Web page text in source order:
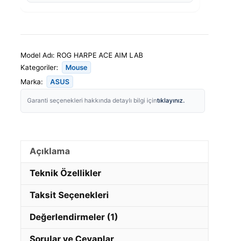
Model Adı: ROG HARPE ACE AIM LAB
Kategoriler:
Mouse
Marka:
ASUS
Garanti seçenekleri hakkında detaylı bilgi içintıklayınız.
Açıklama
Teknik Özellikler
Taksit Seçenekleri
Değerlendirmeler (1)